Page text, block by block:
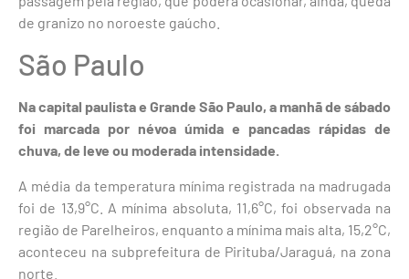
de granizo no noroeste gaúcho.
São Paulo
Na capital paulista e Grande São Paulo, a manhã de sábado
foi marcada por névoa úmida e pancadas rápidas de
chuva, de leve ou moderada intensidade.
A média da temperatura mínima registrada na madrugada
foi de 13,9°C. A mínima absoluta, 11,6°C, foi observada na
região de Parelheiros, enquanto a mínima mais alta, 15,2°C,
aconteceu na subprefeitura de Pirituba/Jaraguá, na zona
norte.